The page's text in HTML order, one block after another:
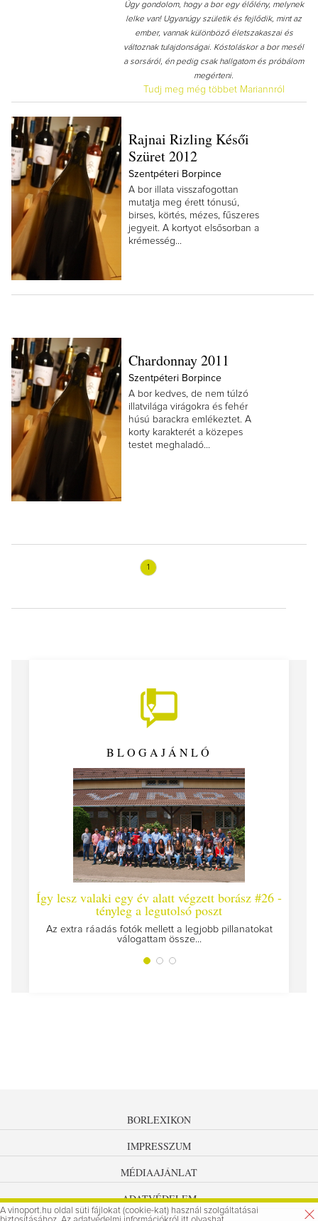
Úgy gondolom, hogy a bor egy élőlény, melynek
lelke van! Ugyanúgy születik és fejlődik, mint az
ember, vannak különböző életszakaszai és
változnak tulajdonságai. Kóstoláskor a bor mesél
a sorsáról, én pedig csak hallgatom és próbálom
megérteni.
Tudj meg még többet Mariannról
Rajnai Rizling Késői
Szüret 2012
Szentpéteri Borpince
A bor illata visszafogottan
mutatja meg érett tónusú,
birses, körtés, mézes, fűszeres
jegyeit. A kortyot elsősorban a
krémesség...
Chardonnay 2011
Szentpéteri Borpince
A bor kedves, de nem túlzó
illatvilága virágokra és fehér
húsú barackra emlékeztet. A
korty karakterét a közepes
testet meghaladó...
1
BLOGAJÁNLÓ
lesz valaki egy év alatt végzett borász #26 -
tényleg a legutolsó poszt
Az extra ráadás fotók mellett a legjobb pillanatokat
válogattam össze...
Így lesz
BORLEXIKON
IMPRESSZUM
MÉDIAAJÁNLAT
ADATVÉDELEM
A vinoport.hu oldal süti fájlokat (cookie-kat) használ szolgáltatásai